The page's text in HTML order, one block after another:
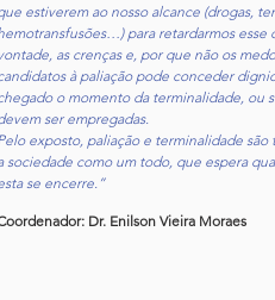
estiverem ao nosso alcance (drogas,
para retardarmos
as crenças e, por que não os
à paliação pode conceder
o momento da terminalidade, ou
ser empregadas.
exposto, paliação e terminalidade são
sociedade como um todo, que espera
se encerre.”
Dr. Enilson Vieira Moraes